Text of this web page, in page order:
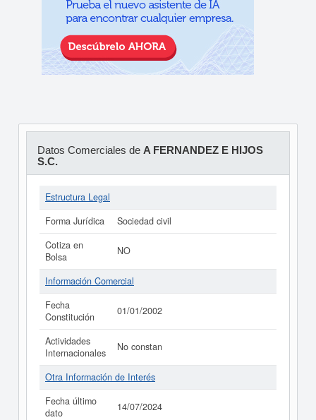
Datos Comerciales de A FERNANDEZ E HIJOS
S.C.
Estructura Legal
Forma Jurídica
Sociedad civil
Cotiza en
Bolsa
NO
Información Comercial
Fecha
Constitución
01/01/2002
Actividades
Internacionales
No constan
Otra Información de Interés
Fecha último
dato
14/07/2024